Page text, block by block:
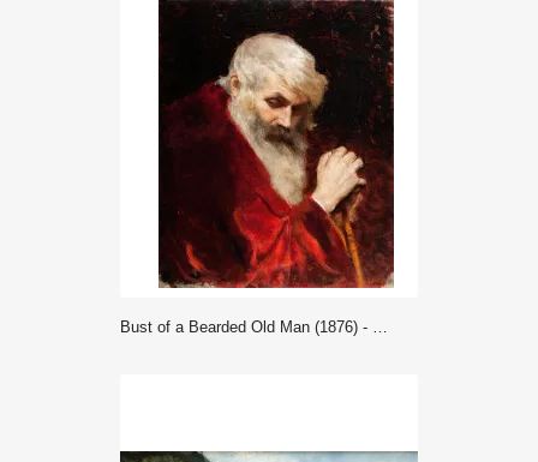
Bust of a Bearded Old Man (1876) - Leon Wyczółkowski